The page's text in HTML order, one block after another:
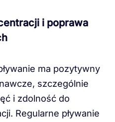
i poprawa
ma pozytywny
szczególnie
i zdolność do
Regularne pływanie